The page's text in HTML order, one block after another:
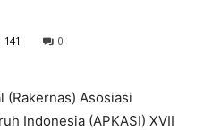
141 0
(Rakernas) Asosiasi
Indonesia (APKASI) XVII